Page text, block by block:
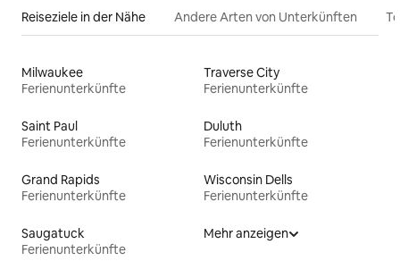
Reiseziele in der Nähe Andere Arten von Unterkünften
Milwaukee
Ferienunterkünfte
Traverse City
Ferienunterkünfte
Saint Paul
Ferienunterkünfte
Duluth
Ferienunterkünfte
Grand Rapids
Ferienunterkünfte
Wisconsin Dells
Ferienunterkünfte
Saugatuck
Ferienunterkünfte
Mehr anzeigen